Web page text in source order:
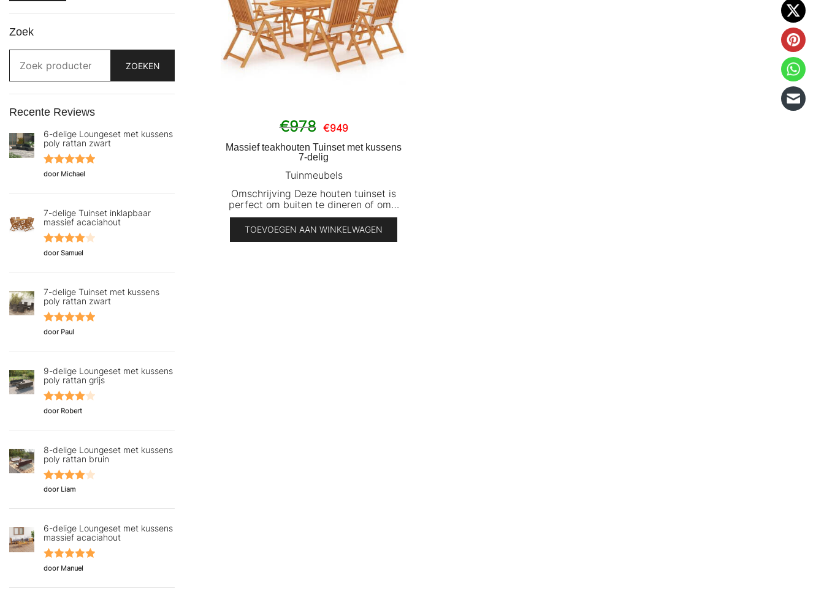
€978
Oorspronkelijke
prijs
was:
€978.
€949Huidige
prijs
is:
Massief teakhouten Tuinset met kussens
7-delig
Tuinmeubels
Omschrijving Deze houten tuinset is
perfect om buiten te dineren of om…
TOEVOEGEN AAN WINKELWAGEN
Zoek
naar:
ZOEKEN
Recente Reviews
6-delige Loungeset met kussens
poly rattan zwart
Gewaardeerd
door Michael
7-delige Tuinset inklapbaar
massief acaciahout
Gewaardeerd
door Samuel
7-delige Tuinset met kussens
poly rattan zwart
Gewaardeerd
door Paul
9-delige Loungeset met kussens
poly rattan grijs
Gewaardeerd
door Robert
8-delige Loungeset met kussens
poly rattan bruin
Gewaardeerd
door Liam
6-delige Loungeset met kussens
massief acaciahout
Gewaardeerd
door Manuel